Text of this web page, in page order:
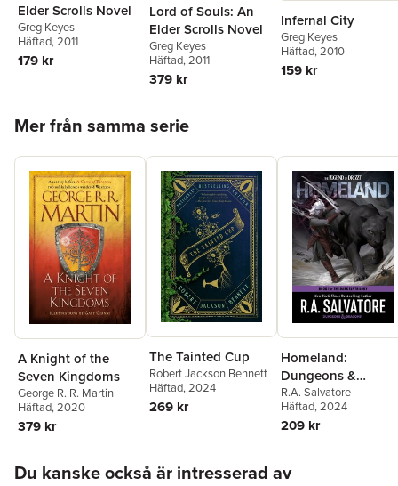
Elder Scrolls Novel
Greg Keyes
Häftad, 2011
179 kr
Lord of Souls: An
Elder Scrolls Novel
Greg Keyes
Häftad, 2011
379 kr
Infernal City
Greg Keyes
Häftad, 2010
159 kr
Mer från samma serie
A Knight of the
Seven Kingdoms
George R. R. Martin
Häftad, 2020
379 kr
The Tainted Cup
Robert Jackson Bennett
Häftad, 2024
269 kr
Homeland:
Dungeons &
Dragons
R.A. Salvatore
Häftad, 2024
209 kr
Du kanske också är intresserad av